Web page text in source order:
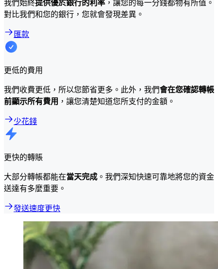
我們始終提供優於銀行的利率 ，讓您的每一分錢都物有所值。
對比我們和您的銀行，您就會發現差異。
匯款
更低的費用
我們收費更低，所以您節省更多。此外，我們會在您確認轉帳
前顯示所有費用 ，讓您清楚知道您所支付的金額。
少花錢
更快的轉賬
大部分轉帳都能在當天完成 。我們深知快速可靠地將您的資金
送達有多麼重要。
發送速度更快